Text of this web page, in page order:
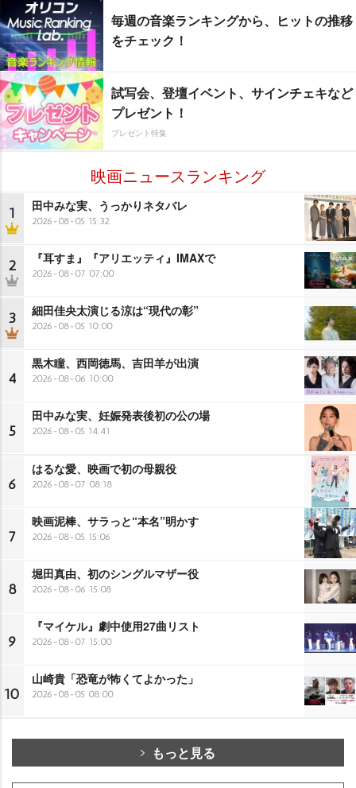
毎週の音楽ランキングから、ヒットの推移
をチェック！
試写会、登壇イベント、サインチェキなど
プレゼント！
プレゼント特集
映画ニュースランキング
1 田中みな実、うっかりネタバレ
2026-08-05 15:32
2 『耳すま』『アリエッティ』IMAXで
2026-08-07 07:00
3 細田佳央太演じる涼は“現代の彰”
2026-08-05 10:00
4
黒木瞳、西岡徳馬、吉田羊が出演
2026-08-06 10:00
5
田中みな実、妊娠発表後初の公の場
2026-08-05 14:41
6
はるな愛、映画で初の母親役
2026-08-07 08:18
7
映画泥棒、サラっと“本名”明かす
2026-08-05 15:06
8
堀田真由、初のシングルマザー役
2026-08-06 15:08
9
『マイケル』劇中使用27曲リスト
2026-08-07 15:00
10
山崎貴「恐竜が怖くてよかった」
2026-08-05 08:00
もっと見る